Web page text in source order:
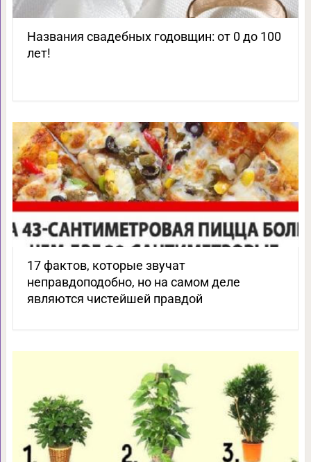
Названия свадебных годовщин: от 0 до 100
лет!
17 фактов, которые звучат
неправдоподобно, но на самом деле
являются чистейшей правдой